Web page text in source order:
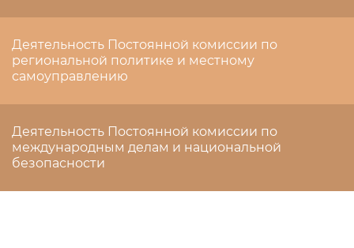
Деятельность Постоянной комиссии по
региональной политике и местному
самоуправлению
Деятельность Постоянной комиссии по
международным делам и национальной
безопасности